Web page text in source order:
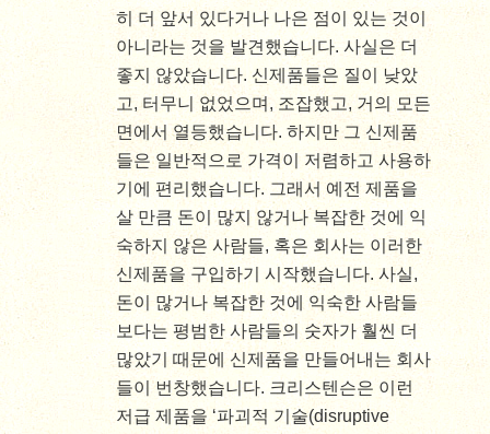
히 더 앞서 있다거나 나은 점이 있는 것이
아니라는 것을 발견했습니다. 사실은 더
좋지 않았습니다. 신제품들은 질이 낮았
고, 터무니 없었으며, 조잡했고, 거의 모든
면에서 열등했습니다. 하지만 그 신제품
들은 일반적으로 가격이 저렴하고 사용하
기에 편리했습니다. 그래서 예전 제품을
살 만큼 돈이 많지 않거나 복잡한 것에 익
숙하지 않은 사람들, 혹은 회사는 이러한
신제품을 구입하기 시작했습니다. 사실,
돈이 많거나 복잡한 것에 익숙한 사람들
보다는 평범한 사람들의 숫자가 훨씬 더
많았기 때문에 신제품을 만들어내는 회사
들이 번창했습니다. 크리스텐슨은 이런
저급 제품을 ‘파괴적 기술(disruptive